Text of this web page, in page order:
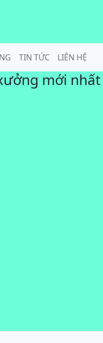
TIN TỨC LIÊN HỆ
mới nhất